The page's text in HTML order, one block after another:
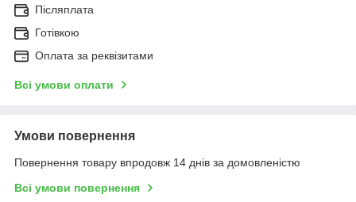
Післяплата
Готівкою
Оплата за реквізитами
Всі умови оплати
Умови повернення
Повернення товару впродовж 14 днів за домовленістю
Всі умови повернення